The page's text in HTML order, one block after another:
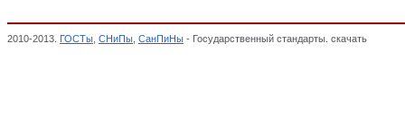
2010-2013. ГОСТы СНиПы СанПиНы - Государственный стандарты. скачать